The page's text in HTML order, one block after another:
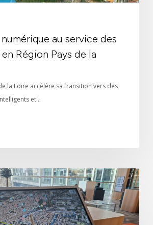
au service des
Région Pays de la
la Loire accélère sa transition vers des
et…